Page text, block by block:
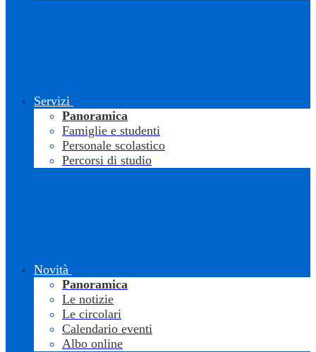
Servizi
Panoramica
Famiglie e studenti
Personale scolastico
Percorsi di studio
Novità
Panoramica
Le notizie
Le circolari
Calendario eventi
Albo online